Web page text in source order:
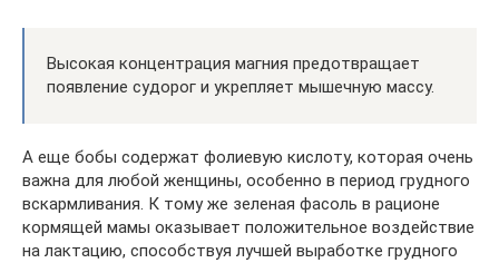
Высокая концентрация магния предотвращает
появление судорог и укрепляет мышечную массу.
А еще бобы содержат фолиевую кислоту, которая очень
важна для любой женщины, особенно в период грудного
вскармливания. К тому же зеленая фасоль в рационе
кормящей мамы оказывает положительное воздействие
на лактацию, способствуя лучшей выработке грудного